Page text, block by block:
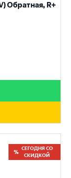
Обратная, R+
СЕГОДНЯ СО
СКИДКОЙ